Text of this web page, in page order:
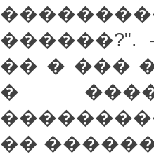
�� � ���
�
��